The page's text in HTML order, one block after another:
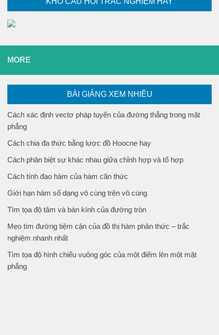
MORE
BÀI GIẢNG XEM NHIỀU
Cách xác định vectơ pháp tuyến của đường thẳng trong mặt
phẳng
Cách chia đa thức bằng lược đồ Hoocne hay
Cách phân biệt sự khác nhau giữa chỉnh hợp và tổ hợp
Cách tính đạo hàm của hàm căn thức
Giới hạn hàm số dạng vô cùng trên vô cùng
Tìm tọa độ tâm và bán kính của đường tròn
Mẹo tìm đường tiệm cận của đồ thị hàm phân thức – trắc
nghiệm nhanh nhất
Tìm tọa độ hình chiếu vuông góc của một điểm lên một mặt
phẳng